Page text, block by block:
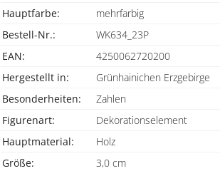
Hauptfarbe:
mehrfarbig
Bestell-Nr.:
WK634_23P
EAN:
4250062720200
Hergestellt in:
Grünhainichen Erzgebirge
Besonderheiten:
Zahlen
Figurenart:
Dekorationselement
Hauptmaterial:
Holz
Größe:
3,0 cm